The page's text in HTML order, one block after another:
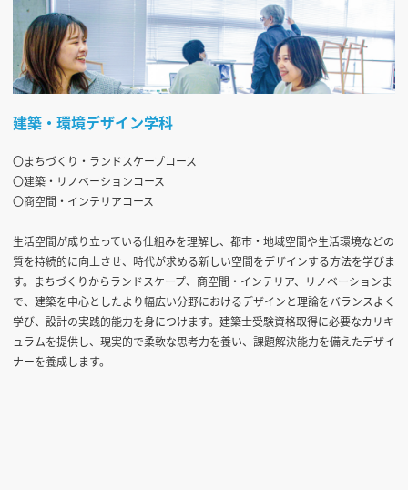
建築・環境デザイン学科
〇まちづくり・ランドスケープコース
〇建築・リノベーションコース
〇商空間・インテリアコース
生活空間が成り立っている仕組みを理解し、都市・地域空間や生活環境などの
質を持続的に向上させ、時代が求める新しい空間をデザインする方法を学びま
す。まちづくりからランドスケープ、商空間・インテリア、リノベーションま
で、建築を中心としたより幅広い分野におけるデザインと理論をバランスよく
学び、設計の実践的能力を身につけます。建築士受験資格取得に必要なカリキ
ュラムを提供し、現実的で柔軟な思考力を養い、課題解決能力を備えたデザイ
ナーを養成します。